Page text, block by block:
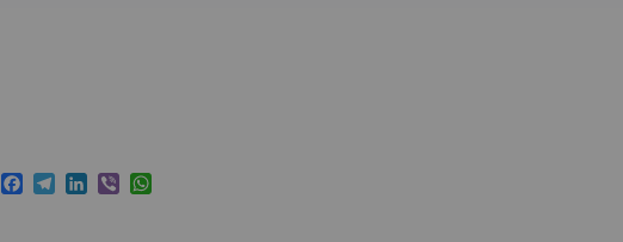
Facebook
Telegram
LinkedIn
ViberWhatsApp